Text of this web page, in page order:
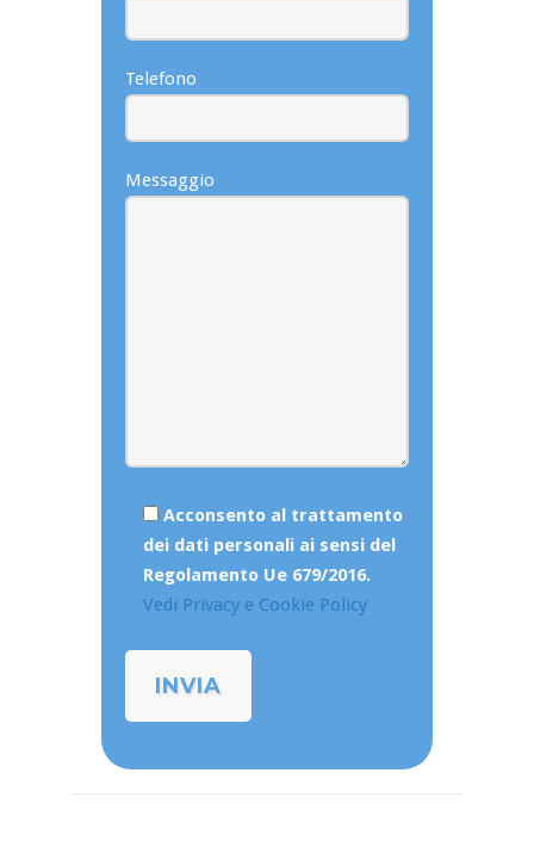
Telefono
Messaggio
Acconsento al trattamento
dei dati personali ai sensi del
Regolamento Ue 679/2016.
Vedi Privacy e Cookie Policy